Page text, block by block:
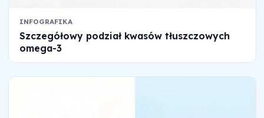
INFOGRAFIKA
Szczegółowy podział kwasów tłuszczowych
omega-3